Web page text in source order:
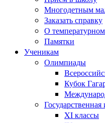
Многодетным
Заказать справку
О
Памятки
Ученикам
Олимпиады
Кубок
Государственная
XI классы